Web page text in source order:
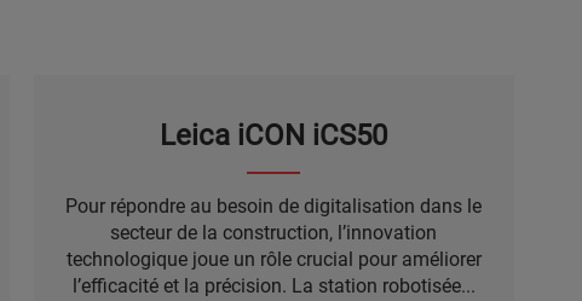
Leica iCON iCS50
Pour répondre au besoin de digitalisation dans le
secteur de la construction, l’innovation
technologique joue un rôle crucial pour améliorer
l’efficacité et la précision. La station robotisée...